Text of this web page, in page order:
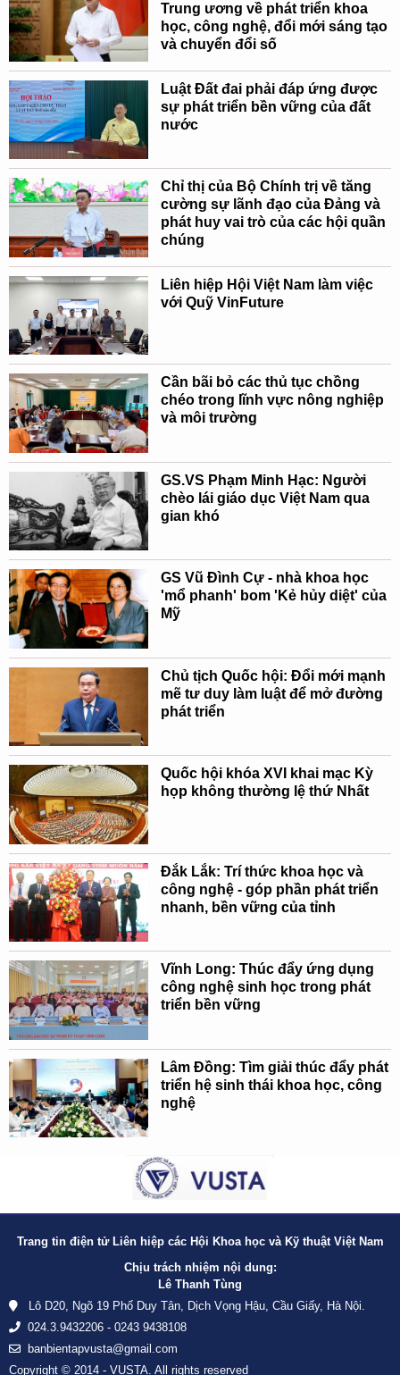
Trung ương về phát triển khoa
học, công nghệ, đổi mới sáng tạo
và chuyển đổi số
Luật Đất đai phải đáp ứng được
sự phát triển bền vững của đất
nước
Chỉ thị của Bộ Chính trị về tăng
cường sự lãnh đạo của Đảng và
phát huy vai trò của các hội quần
chúng
Liên hiệp Hội Việt Nam làm việc
với Quỹ VinFuture
Cần bãi bỏ các thủ tục chồng
chéo trong lĩnh vực nông nghiệp
và môi trường
GS.VS Phạm Minh Hạc: Người
chèo lái giáo dục Việt Nam qua
gian khó
GS Vũ Đình Cự - nhà khoa học
'mổ phanh' bom 'Kẻ hủy diệt' của
Mỹ
Chủ tịch Quốc hội: Đổi mới mạnh
mẽ tư duy làm luật để mở đường
phát triển
Quốc hội khóa XVI khai mạc Kỳ
họp không thường lệ thứ Nhất
Đắk Lắk: Trí thức khoa học và
công nghệ - góp phần phát triển
nhanh, bền vững của tỉnh
Vĩnh Long: Thúc đẩy ứng dụng
công nghệ sinh học trong phát
triển bền vững
Lâm Đồng: Tìm giải thúc đẩy phát
triển hệ sinh thái khoa học, công
nghệ
Trang tin điện tử Liên hiệp các Hội Khoa học và Kỹ thuật Việt Nam
Chịu trách nhiệm nội dung:
Lê Thanh Tùng
Lô D20, Ngõ 19 Phố Duy Tân, Dịch Vọng Hậu, Cầu Giấy, Hà Nội.
024.3.9432206 - 0243 9438108
banbientapvusta@gmail.com
Copyright © 2014 - VUSTA. All rights reserved